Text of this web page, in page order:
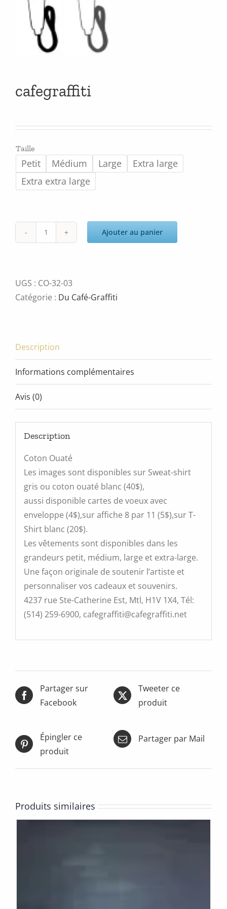
cafegraffiti
Taille
Petit Médium Large
Extra large
Extra extra large
quantité
Ajouter au panier
UGS : CO-32-03
Catégorie : Du Café-Graffiti
Description
Informations complémentaires
Avis (0)
Description
Coton Ouaté
Les images sont disponibles sur Sweat-shirt
gris ou coton ouaté blanc (40$),
aussi disponible cartes de voeux avec
enveloppe (4$),sur affiche 8 par 11 (5$),sur T-
Shirt blanc (20$).
Les vêtements sont disponibles dans les
grandeurs petit, médium, large et extra-large.
Une façon originale de soutenir l’artiste et
personnaliser vos cadeaux et souvenirs.
4237 rue Ste-Catherine Est, Mtl, H1V 1X4, Tél:
(514) 259-6900, cafegraffiti@cafegraffiti.net
Partager sur
Facebook
Tweeter ce
produit
Épingler ce
produit
Partager par Mail
Produits similaires